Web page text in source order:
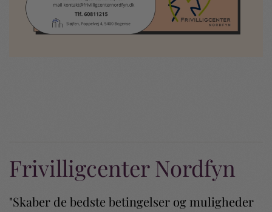
Frivilligcenter Nordfyn
"Skaber de bedste betingelser og muligheder